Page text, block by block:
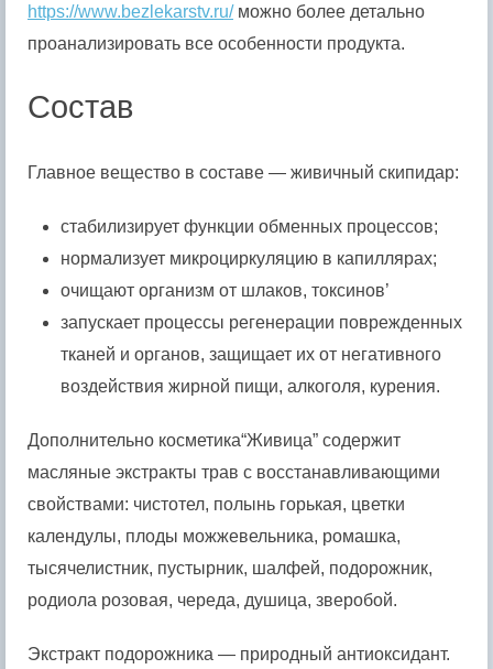
https://www.bezlekarstv.ru/можно более детально
проанализировать все особенности продукта.
Состав
Главное вещество в составе — живичный скипидар:
стабилизирует функции обменных процессов;
нормализует микроциркуляцию в капиллярах;
очищают организм от шлаков, токсинов’
запускает процессы регенерации поврежденных
тканей и органов, защищает их от негативного
воздействия жирной пищи, алкоголя, курения.
Дополнительно косметика“Живица” содержит
масляные экстракты трав с восстанавливающими
свойствами: чистотел, полынь горькая, цветки
календулы, плоды можжевельника, ромашка,
тысячелистник, пустырник, шалфей, подорожник,
родиола розовая, череда, душица, зверобой.
Экстракт подорожника — природный антиоксидант.